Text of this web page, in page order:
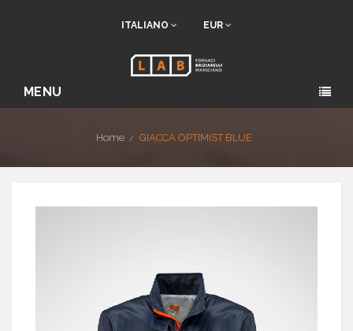
ITALIANO EUR
MENU
Home GIACCA OPTIMIST BLUE